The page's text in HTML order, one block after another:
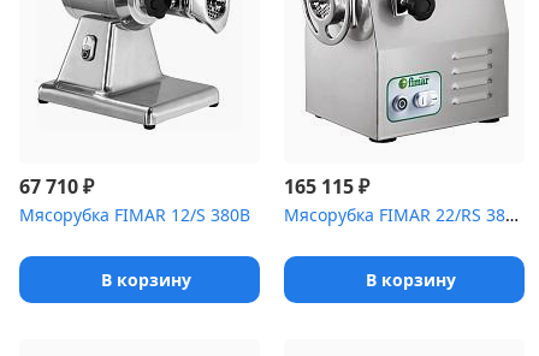
67 710₽
Мясорубка FIMAR 12/S 380B
В корзину
165 115₽
Мясорубка FIMAR 22/RS 380B Unger
В корзину